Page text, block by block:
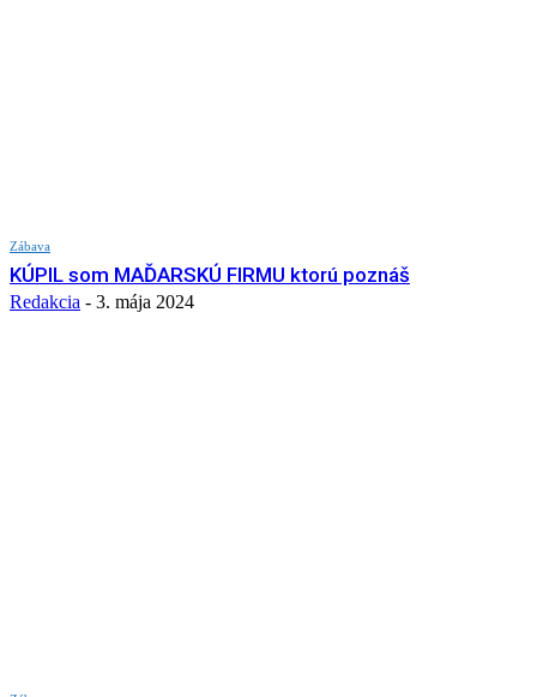
Zábava
KÚPIL som MAĎARSKÚ FIRMU ktorú poznáš
Redakcia - 3. mája 2024